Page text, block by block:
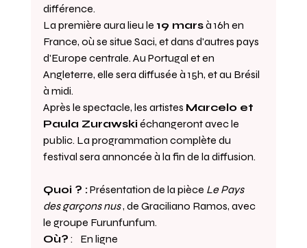
différence.
La première aura lieu le 19 mars à 16h en
France, où se situe Saci, et dans d'autres pays
d'Europe centrale. Au Portugal et en
Angleterre, elle sera diffusée à 15h, et au Brésil
à midi.
Après le spectacle, les artistes Marcelo et
Paula Zurawski échangeront avec le
public. La programmation complète du
festival sera annoncée à la fin de la diffusion.
Quoi ? : Présentation de la pièce Le Pays
des garçons nus , de Graciliano Ramos, avec
le groupe Furunfunfum.
Où? :
En ligne